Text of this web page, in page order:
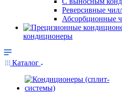
Реверсивные
Абсорбционные
кондиционеры
Каталог